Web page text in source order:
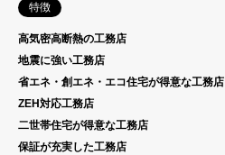
特徴
高気密高断熱の工務店
地震に強い工務店
省エネ・創エネ・エコ住宅が得意な工務店
ZEH対応工務店
二世帯住宅が得意な工務店
保証が充実した工務店